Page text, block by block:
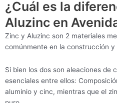
¿Cuál es la
Aluzinc en
Zinc y Aluzinc son 2 materiales
comúnmente en la construcción y
Si bien los dos son aleaciones de
esenciales entre ellos:
aluminio y cinc, mientras que el